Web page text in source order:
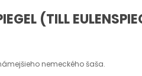
(TILL
nemeckého šaša.